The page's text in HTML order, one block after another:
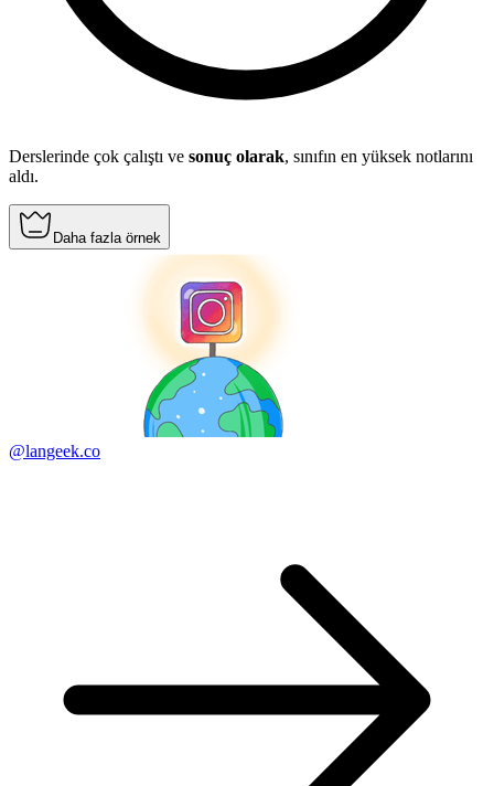
Derslerinde çok çalıştı ve sonuç olarak, sınıfın en yüksek notlarını
aldı.
Daha fazla örnek
@langeek.co